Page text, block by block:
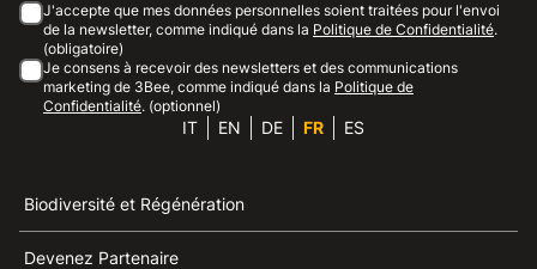
J'accepte que mes données personnelles soient traitées pour l'envoi
de la newsletter, comme indiqué dans la Politique de Confidentialité.
(obligatoire)
Je consens à recevoir des newsletters et des communications
marketing de 3Bee, comme indiqué dans la Politique de
Confidentialité. (optionnel)
IT EN DE FR ES
Biodiversité et Régénération
Devenez Partenaire